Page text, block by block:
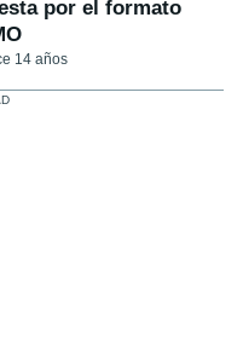
por el formato
14 años